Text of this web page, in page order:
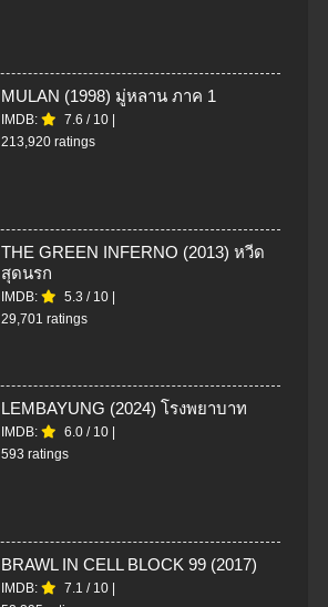
MULAN (1998) มู่หลาน ภาค 1
IMDB: 7.6 / 10
213,920 ratings
THE GREEN INFERNO (2013) หวีด
สุดนรก
IMDB: 5.3 / 10
29,701 ratings
LEMBAYUNG (2024) โรงพยาบาท
IMDB: 6.0 / 10
593 ratings
BRAWL IN CELL BLOCK 99 (2017)
IMDB: 7.1 / 10